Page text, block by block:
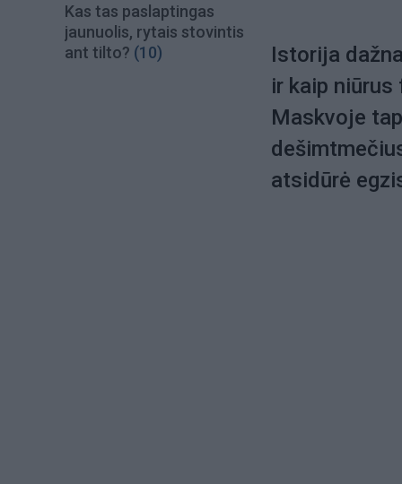
Kas tas paslaptingas
jaunuolis, rytais stovintis
ant tilto? (10)
Istorija
ir kaip
Maskvoje
atsidūrė